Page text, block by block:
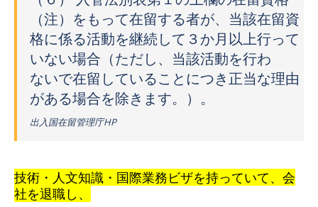
（注）をもって在留する者が、当該在留資
格に係る活動を継続して３か月以上行って
いない場合（ただし、当該活動を行わ
ないで在留していることにつき正当な理由
がある場合を除きます。）。
出入国在留管理庁HP
技術・人文知識・国際業務ビザを持っていて、会
社を退職し、